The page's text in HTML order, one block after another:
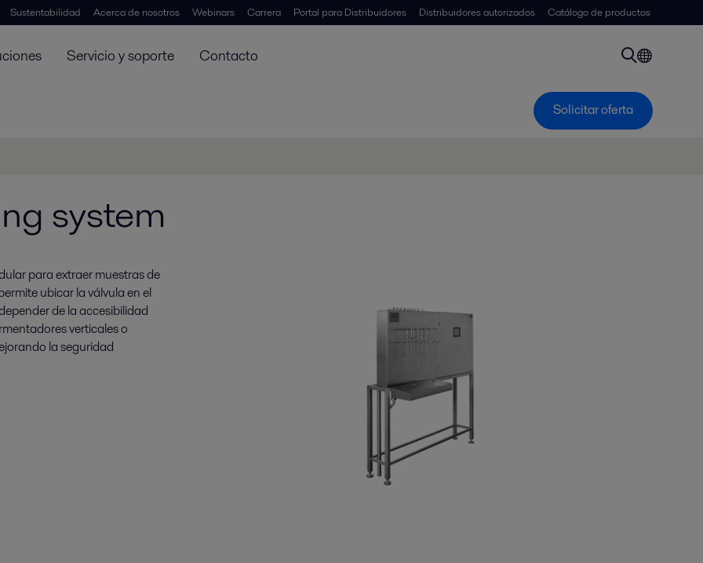
Sustentabilidad Acerca de nosotros Webinars Carrera Portal para Distribuidores Distribuidores autorizados Catálogo de productos
Servicio y soporte Contacto
Solicitar oferta
system
para extraer muestras de
ubicar la válvula en el
de la accesibilidad
verticales o
la seguridad